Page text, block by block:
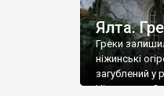
Ялта.
Греки
ніжинські
загублений у
Ніжин греки?